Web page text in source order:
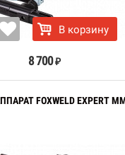
В корзину
8 700 ₽
FOXWELD EXPERT